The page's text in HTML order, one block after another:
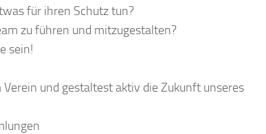
für ihren Schutz tun?
zu führen und mitzugestalten?
sein!
und gestaltest aktiv die Zukunft unseres